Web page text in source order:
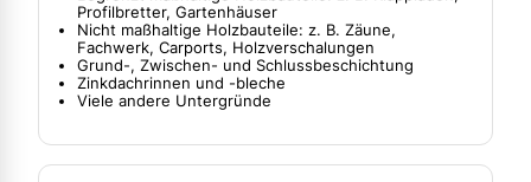
Profilbretter, Gartenhäuser
Nicht maßhaltige Holzbauteile: z. B. Zäune,
Fachwerk, Carports, Holzverschalungen
Grund-, Zwischen- und Schlussbeschichtung
Zinkdachrinnen und -bleche
Viele andere Untergründe